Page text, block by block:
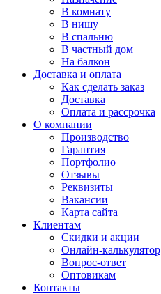
В комнату
В нишу
В спальню
В частный дом
На балкон
Доставка и оплата
Как сделать заказ
Доставка
Оплата и рассрочка
О компании
Производство
Гарантия
Портфолио
Отзывы
Реквизиты
Вакансии
Карта сайта
Клиентам
Скидки и акции
Онлайн-калькулятор
Вопрос-ответ
Оптовикам
Контакты